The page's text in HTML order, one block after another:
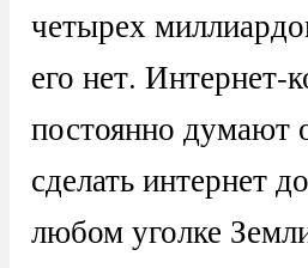
четырех
его нет. Интернет-
постоянно думают
сделать интернет
любом уголке